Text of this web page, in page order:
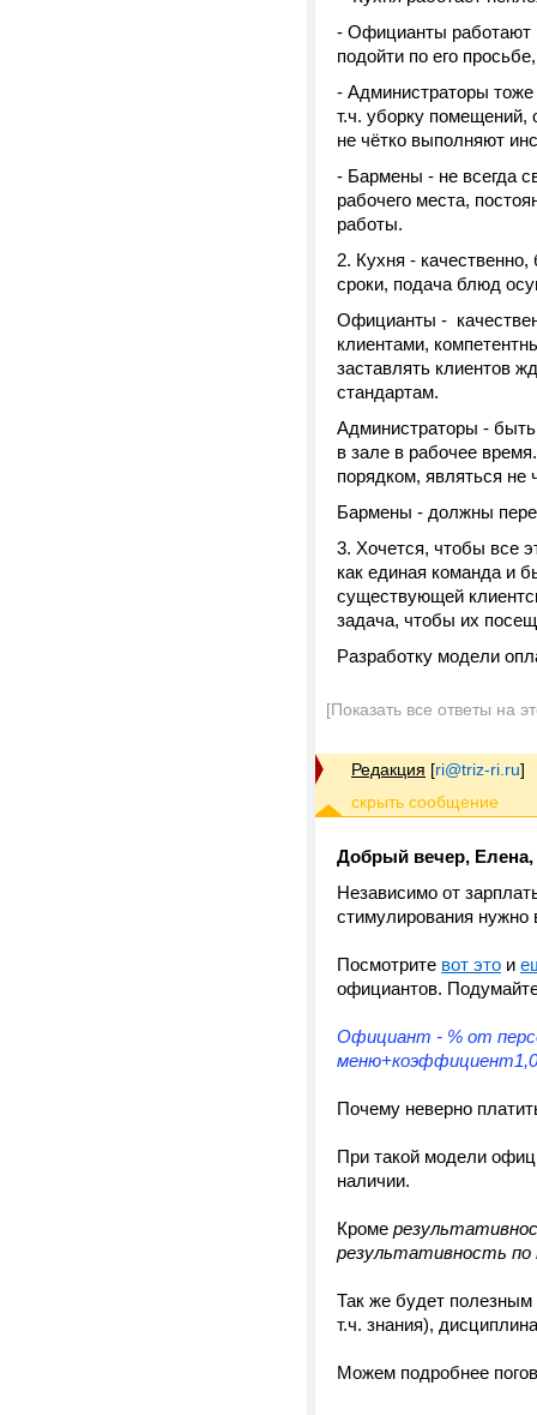
- Официанты работают
подойти по его
- Администраторы тоже
т.ч. уборку помещений,
не чётко выполняют
- Бармены - не всегда
рабочего места,
работы.
2. Кухня -
сроки, подача блюд
Официанты -
клиентами,
заставлять клиентов
стандартам.
Администраторы -
в зале в рабочее
порядком, являться
Бармены - должны
3. Хочется, чтобы все
как единая команда и
существующей
задача, чтобы их
Разработку модели
[Показать все ответы на
Редакция [ri@triz-ri.ru]
Добрый вечер, Елена,
Независимо от
стимулирования
Посмотрите вот это и
официантов.
Официант - % от
Почему неверно
При такой модели
наличии.
Кроме
результативность по
Так же будет полезным
т.ч. знания),
Можем подробнее